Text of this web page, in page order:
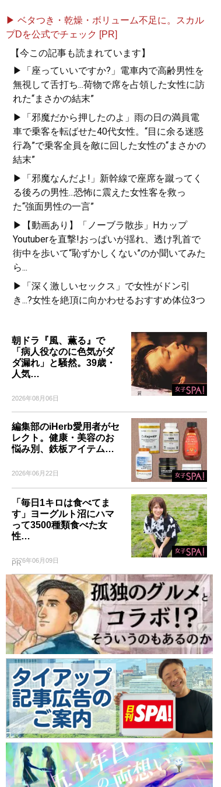
▶ ベタつき・乾燥・ボリューム不足に。スカル
プDを公式でチェック [PR]
【今この記事も読まれています】
▶「座っていいですか?」電車内で高齢男性を
無視して舌打ち...荷物で席を占領した女性に訪
れた“まさかの結末”
▶「邪魔だから押したのよ」雨の日の満員電
車で乗客を転ばせた40代女性。“目に余る迷惑
行為”で乗客全員を敵に回した女性の“まさかの
結末”
▶「邪魔なんだよ!」新幹線で座席を蹴ってく
る後ろの男性...恐怖に震えた女性客を救っ
た“強面男性の一言”
▶【動画あり】「ノーブラ散歩」Hカップ
Youtuberを直撃!おっぱいが揺れ、透け乳首で
街中を歩いて“恥ずかしくない”のか聞いてみた
ら...
▶「深く激しいセックス」で女性がドン引
き...?女性を絶頂に向かわせるおすすめ体位3つ
朝ドラ『風、薫る』で
「病人役なのに色気がダ
ダ漏れ」と騒然。39歳・
人気…
2026年08月06日
編集部のiHerb愛用者がセ
レクト。健康・美容のお
悩み別、鉄板アイテム…
2026年06月22日
「毎日1キロは食べてま
す」ヨーグルト沼にハマ
って3500種類食べた女
性…
2026年06月09日
PR